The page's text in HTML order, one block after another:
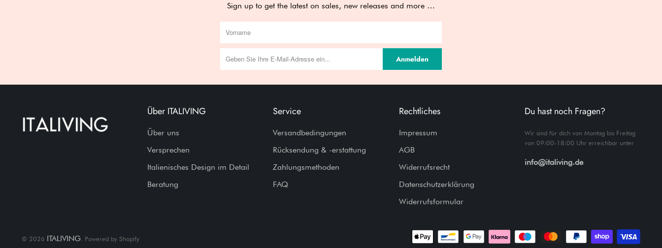
Sign up to get the latest on sales, new releases and more …
Anmelden
Über ITALIVING
Über uns
Versprechen
Italienisches Design im Detail
Beratung
Service
Versandbedingungen
Rücksendung & -erstattung
Zahlungsmethoden
FAQ
Rechtliches
Impressum
AGB
Widerrufsrecht
Datenschutzerklärung
Widerrufsformular
Du hast noch Fragen?
Wir sind für dich von Montag bis Freitag
von 09:00-18:00 Uhr erreichbar unter
info@italiving.de
© 2026 ITALIVING. Powered by Shopify